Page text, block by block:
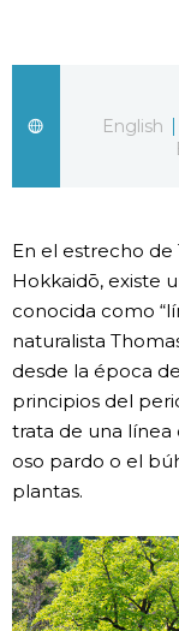
Fragmentos de
Gente
Tokio
Avisos
English
En el estrecho de
Hokkaidō, existe
conocida como
naturalista
desde la época
principios del
trata de una línea
oso pardo o el
plantas.